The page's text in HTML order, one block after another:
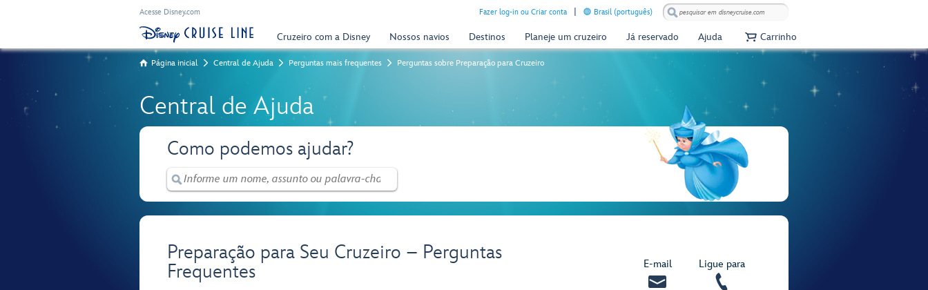
Acesse Disney.com Fazer log-in ou Criar conta Brasil (português)
Cruzeiro com a Disney Nossos navios Destinos Planeje um cruzeiro Já reservado Ajuda Carrinho
Página inicial Central de Ajuda Perguntas mais frequentes Perguntas sobre Preparação para Cruzeiro
Central de Ajuda
Como podemos ajudar?
Preparação para Seu Cruzeiro – Perguntas
Frequentes
E‑mail Ligue para